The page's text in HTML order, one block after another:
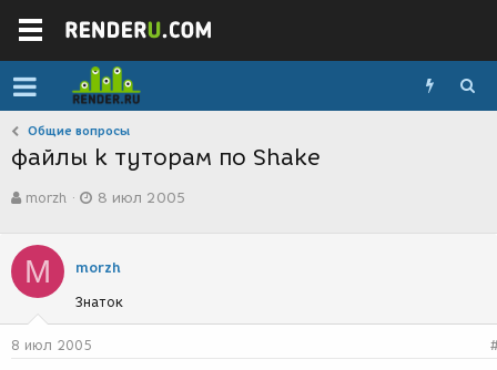
Общие вопросы
файлы k туторам по Shake
в
о
р
т
е
м
ы
morzh
а
с
з
д
8 июл 2005
M morzh
Знаток
8 июл 2005